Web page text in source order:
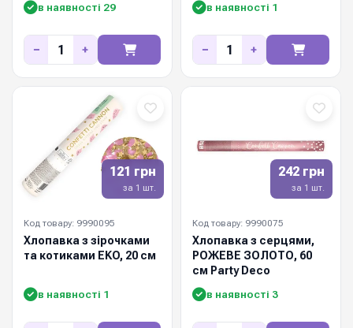
в наявності 29
− +
в наявності 1
− +
121 грн
за 1 шт.
Код товару: 9990095
Хлопавка з зірочками
та котиками EKO, 20 см
в наявності 1
242 грн
за 1 шт.
Код товару: 9990075
Хлопавка з серцями,
РОЖЕВЕ ЗОЛОТО, 60
см Party Deco
в наявності 3